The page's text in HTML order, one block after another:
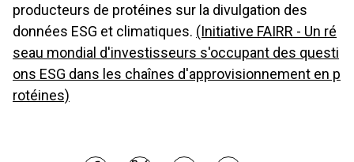
producteurs de protéines sur la divulgation des
données ESG et climatiques. (Initiative FAIRR - Un ré
seau mondial d'investisseurs s'occupant des questi
ons ESG dans les chaînes d'approvisionnement en p
rotéines)